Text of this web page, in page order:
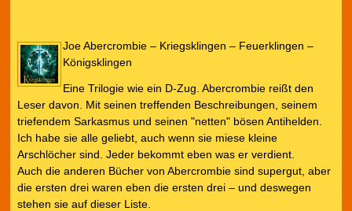
Joe Abercrombie – Kriegsklingen – Feuerklingen –
Königsklingen
Eine Trilogie wie ein D-Zug. Abercrombie reißt den
Leser davon. Mit seinen treffenden Beschreibungen, seinem
triefendem Sarkasmus und seinen "netten" bösen Antihelden.
Ich habe sie alle geliebt, auch wenn sie miese kleine
Arschlöcher sind. Jeder bekommt eben was er verdient.
Auch die anderen Bücher von Abercrombie sind supergut, aber
die ersten drei waren eben die ersten drei – und deswegen
stehen sie auf dieser Liste.